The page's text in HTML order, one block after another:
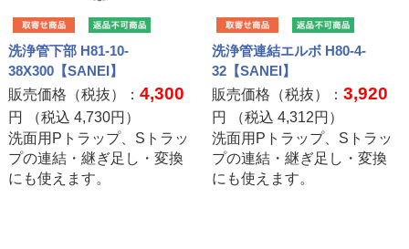
洗浄管下部 H81-10-
38X300【SANEI】
販売価格（税抜）： 4,300
円 （税込 4,730円）
洗面用Pトラップ、Sトラッ
プの連結・継ぎ足し・変換
にも使えます。
洗浄管連結エルボ H80-4-
32【SANEI】
販売価格（税抜）：3,920
円 （税込4,312円）
洗面用Pトラップ、Sトラッ
プの連結・継ぎ足し・変換
にも使えます。